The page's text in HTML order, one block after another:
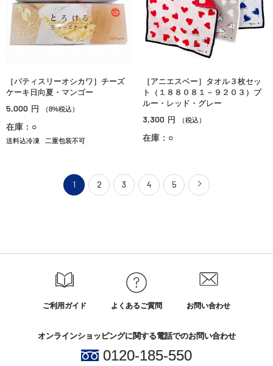
［パティスリーオシカワ］チーズ
ケーキ日向夏・マンゴー
5,000 円 （8%税込）
在庫：○
送料込冷凍 二重包装不可
［アニエスベー］タオル３枚セッ
ト（１８８０８１－９２０３）ブ
ルー・レッド・グレー
3,300 円 （税込）
在庫：○
1 2 3 4 5
ご利用ガイド よくあるご質問 お問い合わせ
オンラインショッピングに関する電話でのお問い合わせ
0120-185-550